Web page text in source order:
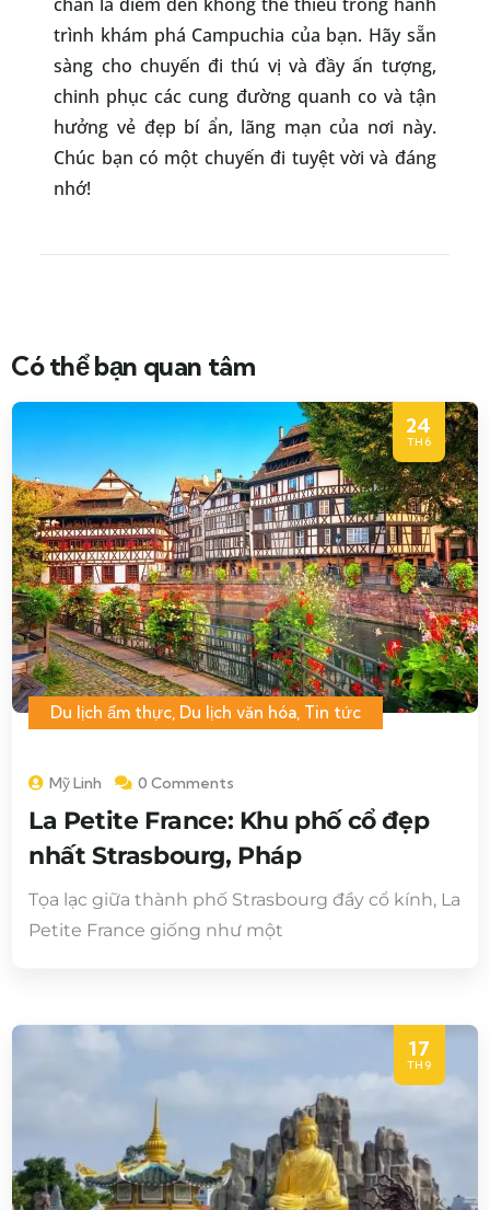
trình khám phá Campuchia của bạn. Hãy sẵn
sàng cho chuyến đi thú vị và đầy ấn tượng,
chinh phục các cung đường quanh co và tận
hưởng vẻ đẹp bí ẩn, lãng mạn của nơi này.
Chúc bạn có một chuyến đi tuyệt vời và đáng
nhớ!
Có thể bạn quan tâm
24
TH6
Du lịch ẩm thực Du lịch văn hóa Tin tức
Mỹ Linh 0 Comments
La Petite France: Khu phố cổ đẹp
nhất Strasbourg, Pháp
Tọa lạc giữa thành phố Strasbourg đầy cổ kính, La
Petite France giống như một
17
TH9